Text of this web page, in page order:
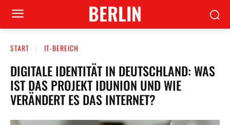
BERLIN
START IT-BEREICH
DIGITALE IDENTITÄT IN DEUTSCHLAND: WAS
IST DAS PROJEKT IDUNION UND WIE
VERÄNDERT ES DAS INTERNET?